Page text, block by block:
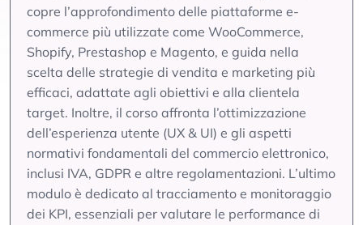
copre l’approfondimento delle piattaforme e-
commerce più utilizzate come WooCommerce,
Shopify, Prestashop e Magento, e guida nella
scelta delle strategie di vendita e marketing più
efficaci, adattate agli obiettivi e alla clientela
target. Inoltre, il corso affronta l’ottimizzazione
dell’esperienza utente (UX & UI) e gli aspetti
normativi fondamentali del commercio elettronico,
inclusi IVA, GDPR e altre regolamentazioni. L’ultimo
modulo è dedicato al tracciamento e monitoraggio
dei KPI, essenziali per valutare le performance di